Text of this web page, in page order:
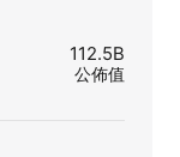
112.5B
公佈值